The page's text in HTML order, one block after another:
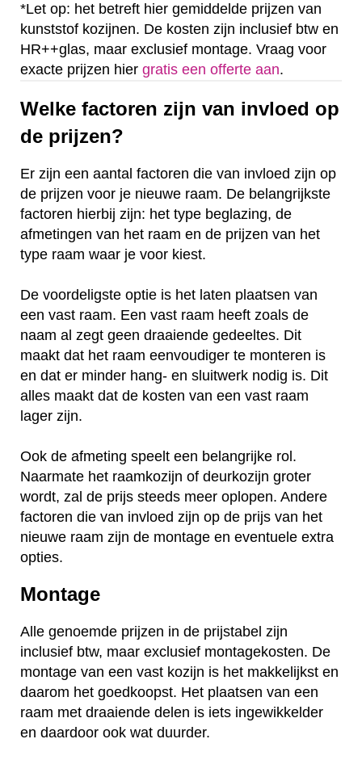
*Let op: het betreft hier gemiddelde prijzen van
kunststof kozijnen. De kosten zijn inclusief btw en
HR++glas, maar exclusief montage. Vraag voor
exacte prijzen hier gratis een offerte aan.
Welke factoren zijn van invloed op
de prijzen?
Er zijn een aantal factoren die van invloed zijn op
de prijzen voor je nieuwe raam. De belangrijkste
factoren hierbij zijn: het type beglazing, de
afmetingen van het raam en de prijzen van het
type raam waar je voor kiest.
De voordeligste optie is het laten plaatsen van
een vast raam. Een vast raam heeft zoals de
naam al zegt geen draaiende gedeeltes. Dit
maakt dat het raam eenvoudiger te monteren is
en dat er minder hang- en sluitwerk nodig is. Dit
alles maakt dat de kosten van een vast raam
lager zijn.
Ook de afmeting speelt een belangrijke rol.
Naarmate het raamkozijn of deurkozijn groter
wordt, zal de prijs steeds meer oplopen. Andere
factoren die van invloed zijn op de prijs van het
nieuwe raam zijn de montage en eventuele extra
opties.
Montage
Alle genoemde prijzen in de prijstabel zijn
inclusief btw, maar exclusief montagekosten. De
montage van een vast kozijn is het makkelijkst en
daarom het goedkoopst. Het plaatsen van een
raam met draaiende delen is iets ingewikkelder
en daardoor ook wat duurder.